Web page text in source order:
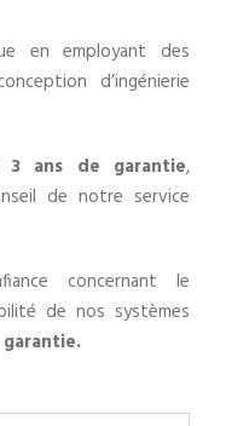
en employant des
d’ingénierie
3 ans de garantie,
de notre service
concernant le
de nos systèmes
garantie.